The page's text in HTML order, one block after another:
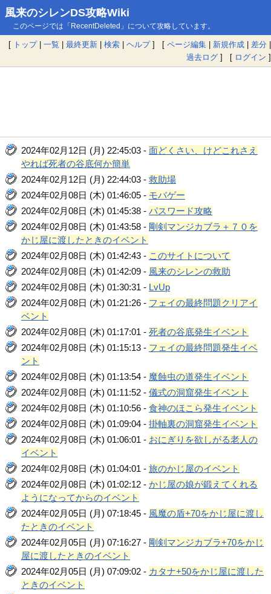
風来のシレンDS攻略Wiki
このページでは「RecentDeleted」について攻略しています。
[ トップ| 一覧 | 最終更新 | 検索 | ヘルプ] [ ページ編集 | 新規作成 | 差分 |
過去ログ ] [ ログイン ]
2024年02月12日 (月) 22:45:03 -面どくさい、けどこれさえ
やれば死者の谷底何か簡単
2024年02月12日 (月) 22:44:03 -救助場
2024年02月08日 (木) 01:46:05 - モバゲー
2024年02月08日 (木) 01:45:38 -パスワード攻略
2024年02月08日 (木) 01:43:58 - 剛剣マンジカブラ＋７０を
かじ屋に渡したときのイベント
2024年02月08日 (木) 01:42:43 - このサイトについて
2024年02月08日 (木) 01:42:09 - 風来のシレンの救助
2024年02月08日 (木) 01:30:31 - LvUp
2024年02月08日 (木) 01:21:26 - フェイの最終問題クリアイ
ベント
2024年02月08日 (木) 01:17:01 -死者の谷底発生イベント
2024年02月08日 (木) 01:15:13 - フェイの最終問題発生イベ
ント
2024年02月08日 (木) 01:13:54 - 魔蝕虫の道発生イベント
2024年02月08日 (木) 01:11:52 -儀式の洞窟発生イベント
2024年02月08日 (木) 01:10:56 -食神のほこら発生イベント
2024年02月08日 (木) 01:09:04 -掛軸裏の洞窟発生イベント
2024年02月08日 (木) 01:06:01 - おにぎりを欲しがる老人の
イベント
2024年02月08日 (木) 01:04:01 -旅のかじ屋のイベント
2024年02月08日 (木) 01:02:12 -かじ屋の娘が鍛えてくれる
ようになってからのイベント
2024年02月05日 (月) 07:18:45 - 風魔の盾+70をかじ屋に渡し
たときのイベント
2024年02月05日 (月) 07:16:27 - 剛剣マンジカブラ+70をかじ
屋に渡したときのイベント
2024年02月05日 (月) 07:09:02 - カタナ+50をかじ屋に渡した
ときのイベント